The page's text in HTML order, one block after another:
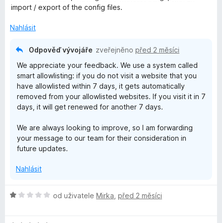
5
5
n
:
o
e
import / export of the config files.
Nahlásit
Odpověď vývojáře zveřejněno před 2 měsíci
We appreciate your feedback. We use a system called
smart allowlisting: if you do not visit a website that you
have allowlisted within 7 days, it gets automatically
removed from your allowlisted websites. If you visit it in 7
days, it will get renewed for another 7 days.
We are always looking to improve, so I am forwarding
your message to our team for their consideration in
future updates.
Nahlásit
H
od uživatele Mirka před 2 měsíci